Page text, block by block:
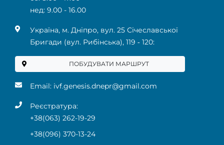
нед: 9.00 - 16.00
Українa, м. Дніпро, вул. 25 Січеславської
Бригади (вул. Рибінська), 119 ‑ 120:
ПОБУДУВАТИ МАРШРУТ
Email: ivf.genesis.dnepr@gmail.com
Реєстратура:
+38(063) 262-19-29
+38(096) 370-13-24